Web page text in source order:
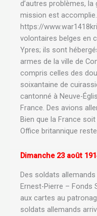
d’autres problèmes,
mission est
https://
volontaires belges en
Ypres; ils sont
armes de la ville de
compris celles des
soixantaine de
cantonné à Neuve-
France. Des avions
Bien que la France
Office britannique
Dimanche 23 août
Des soldats
Ernest-Pierre – Fonds
aux cartes au
soldats allemands